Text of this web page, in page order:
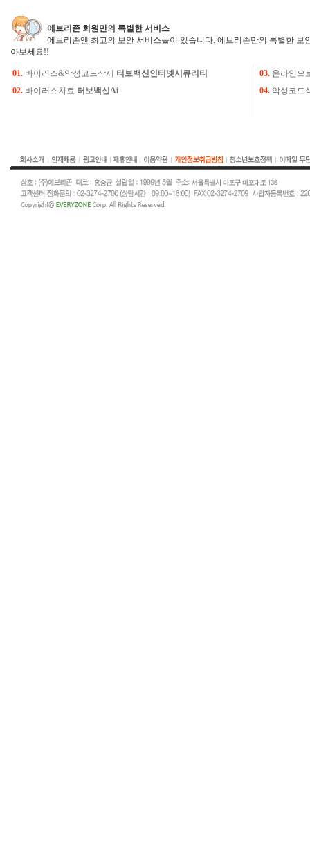
에브리존 회원만의 특별한 서비스
에브리존엔 최고의 보안 서비스들이 있습니다. 에브리존만의 특별한 보
아보세요!!
01. 바이러스&악성코드삭제 터보백신인터넷시큐리티 03. 온라인으
02. 바이러스치료 터보백신Ai 04. 악성코드